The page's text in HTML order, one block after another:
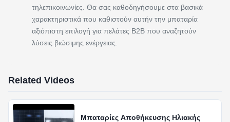
τηλεπικοινωνίες. Θα σας καθοδηγήσουμε στα βασικά
χαρακτηριστικά που καθιστούν αυτήν την μπαταρία
αξιόπιστη επιλογή για πελάτες B2B που αναζητούν
λύσεις βιώσιμης ενέργειας.
Related Videos
Μπαταρίες Αποθήκευσης Ηλιακής